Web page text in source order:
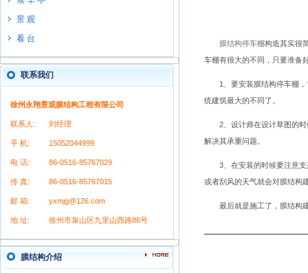
景 观
看 台
联系我们
徐州永翔景观膜结构工程有限公司
联系人: 刘经理
手 机: 15052044999
电 话: 86-0516-85767029
传 真: 86-0516-85767015
邮 箱: yxmjg@126.com
地 址: 徐州市泉山区九里山西路86号
膜结构介绍
膜结构停车棚构造其实很
车棚有很大的不同，只要准备
1、要安装膜结构停车棚，
统建筑最大的不同了。
2、设计师在设计草图的时
解决其承重问题。
3、在安装的时候要注意支
或者刮风的天气就会对膜结构
最后就是施工了，膜结构建